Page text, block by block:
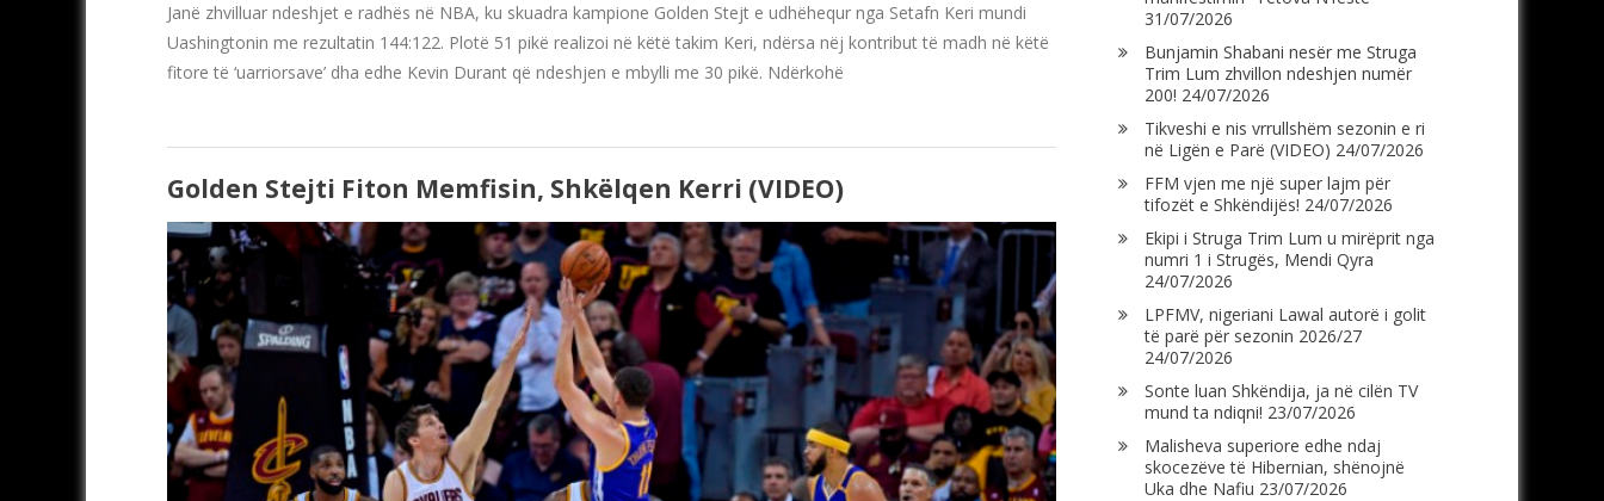
Janë zhvilluar ndeshjet e radhës në NBA, ku skuadra kampione Golden Stejt e udhëhequr nga Setafn Keri mundi
Uashingtonin me rezultatin 144:122. Plotë 51 pikë realizoi në këtë takim Keri, ndërsa nëj kontribut të madh në këtë
fitore të ‘uarriorsave’ dha edhe Kevin Durant që ndeshjen e mbylli me 30 pikë. Ndërkohë
Golden Stejti Fiton Memfisin, Shkëlqen Kerri (VIDEO)
31/07/2026
Bunjamin Shabani nesër me Struga
Trim Lum zhvillon ndeshjen numër
200! 24/07/2026
Tikveshi e nis vrrullshëm sezonin e ri
në Ligën e Parë (VIDEO) 24/07/2026
FFM vjen me një super lajm për
tifozët e Shkëndijës! 24/07/2026
Ekipi i Struga Trim Lum u mirëprit nga
numri 1 i Strugës, Mendi Qyra
24/07/2026
LPFMV, nigeriani Lawal autorë i golit
të parë për sezonin 2026/27
24/07/2026
Sonte luan Shkëndija, ja në cilën TV
mund ta ndiqni! 23/07/2026
Malisheva superiore edhe ndaj
skocezëve të Hibernian, shënojnë
Uka dhe Nafiu 23/07/2026